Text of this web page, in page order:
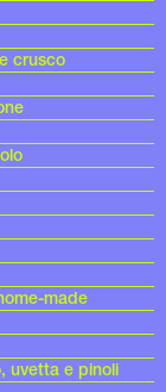
crusco
made
uvetta e pinoli